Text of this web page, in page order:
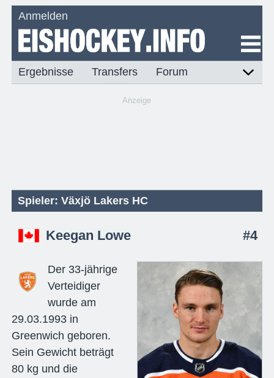
Anmelden
Ergebnisse Transfers Forum
Anzeige
Spieler: Växjö Lakers HC
Keegan Lowe #4
Der 33-jährige
Verteidiger
wurde am
29.03.1993 in
Greenwich geboren.
Sein Gewicht beträgt
80 kg und die